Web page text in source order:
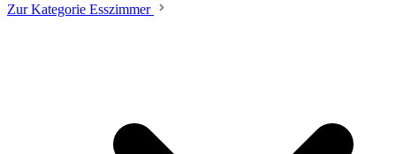
Zur Kategorie Esszimmer